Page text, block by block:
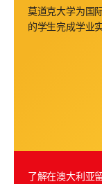
莫道克大学为国
的学生完成学业
了解在澳大利亚